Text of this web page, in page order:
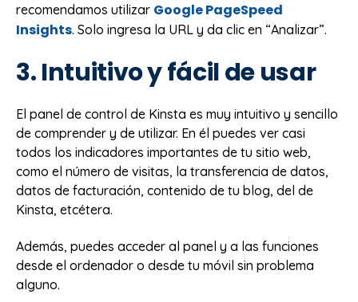
recomendamos utilizar Google PageSpeed
Insights. Solo ingresa la URL y da clic en “Analizar”.
3. Intuitivo y fácil de usar
El panel de control de Kinsta es muy intuitivo y sencillo
de comprender y de utilizar. En él puedes ver casi
todos los indicadores importantes de tu sitio web,
como el número de visitas, la transferencia de datos,
datos de facturación, contenido de tu blog, del de
Kinsta, etcétera.
Además, puedes acceder al panel y a las funciones
desde el ordenador o desde tu móvil sin problema
alguno.